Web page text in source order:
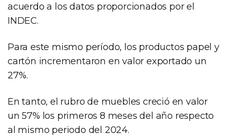
acuerdo a los datos proporcionados por el
INDEC.
Para este mismo período, los productos papel y
cartón incrementaron en valor exportado un
27%.
En tanto, el rubro de muebles creció en valor
un 57% los primeros 8 meses del año respecto
al mismo periodo del 2024.